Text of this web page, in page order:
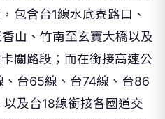
包含台1線水底寮路口、
山、竹南至玄寶大橋以及
關路段；而在銜接高速公
台65線、台74線、台86
及台18線銜接各國道交